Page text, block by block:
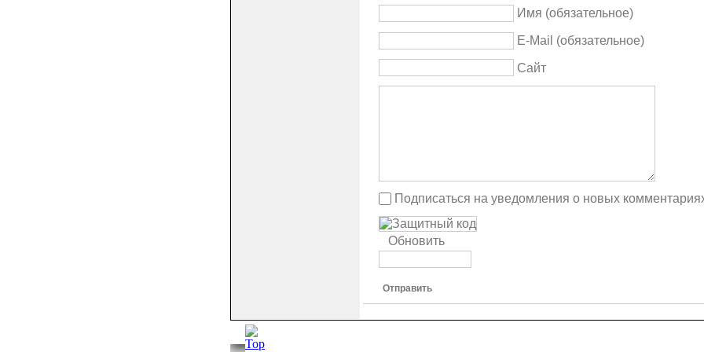
Имя (обязательное)
E-Mail (обязательное)
Сайт
Подписаться на уведомления о новых
Обновить
Отправить